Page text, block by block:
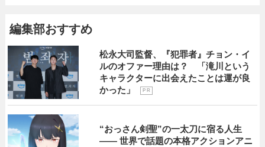
編集部おすすめ
松永大司監督、『犯罪者』チョン・イ
ルのオファー理由は？ 「滝川という
キャラクターに出会えたことは運が良
かった」
P R
“おっさん剣聖”の一太刀に宿る人生
―― 世界で話題の本格アクションアニ